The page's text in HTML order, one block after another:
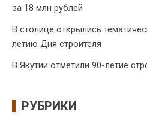
за 18 млн рублей
В столице открылись
летию Дня строителя
В Якутии отметили 90-летие
РУБРИКИ